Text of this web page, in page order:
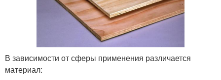
В зависимости от сферы применения различается
материал: